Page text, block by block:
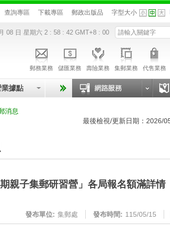
查詢專區 下載專區 郵政出版品 字型大小
08 日 星期六 2 : 58 : 42 GMT+8 : 00
郵務業務 儲匯業務 壽險業務 集郵業務 代售業務
業據點
消息
最後檢視/更新日期：2026/
親子集郵研習營」各局報名額滿詳情
發布單位: 集郵處 發布時間: 115/05/15